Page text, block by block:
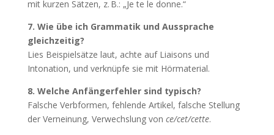
mit kurzen Sätzen, z. B.: „Je te le donne.“
7. Wie übe ich Grammatik und Aussprache
gleichzeitig?
Lies Beispielsätze laut, achte auf Liaisons und
Intonation, und verknüpfe sie mit Hörmaterial.
8. Welche Anfängerfehler sind typisch?
Falsche Verbformen, fehlende Artikel, falsche Stellung
der Verneinung, Verwechslung von ce/cet/cette.